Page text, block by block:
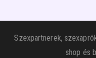
Szexpartnerek,
shop és